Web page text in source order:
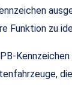
Funktion zu